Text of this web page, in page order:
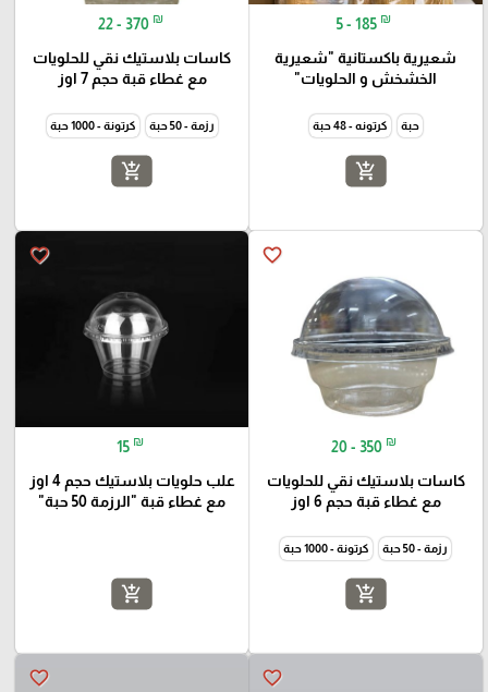
5 - 185 ₪
شعيرية باكستانية "شعيرية
الخشخش و الحلويات"
حبة كرتونه - 48 حبة
add_shopping_cart
22 - 370 ₪
كاسات بلاستيك نقي للحلويات
مع غطاء قبة حجم 7 اوز
رزمة - 50 حبة كرتونة - 1000 حبة
add_shopping_cart
favorite_border
20 - 350 ₪
كاسات بلاستيك نقي للحلويات
مع غطاء قبة حجم 6 اوز
رزمة - 50 حبة كرتونة - 1000 حبة
add_shopping_cart
favorite_border
15 ₪
علب حلويات بلاستيك حجم 4 اوز
مع غطاء قبة "الرزمة 50 حبة"
add_shopping_cart
favorite_border
favorite_border